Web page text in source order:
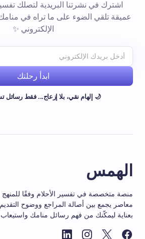
اشترك في نشرتنا البريدية لتصلك
عميقة تلقي الضوء على ما تراه في
الإلكتروني ✨
ابدأ رحلتك
🌙 إلهام نقي، بلا إزعاج... فقط رسائل
الهمس
منصة متخصصة في تفسير الأحلام وفقًا للمنهج
معاصر يجمع بين أصالة المراجع ووضوح
بعناية ليمكّنك من فهم رسائل منامك واستيعاب